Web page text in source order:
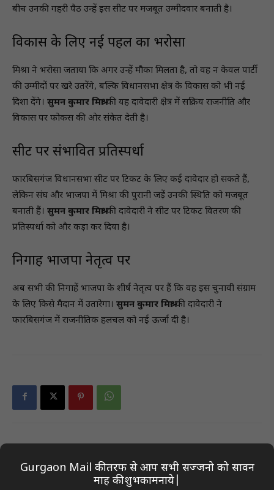
बीच उनकी गहरी पैठ उन्हें इस सीट पर मजबूत उम्मीदवार बनाती है।
विकास के लिए नई पहल का भरोसा
मिश्रा ने भरोसा जताया कि अगर उन्हें मौका मिलता है, तो वह न केवल पार्टी
की उम्मीदों पर खरे उतरेंगे, बल्कि विधानसभा क्षेत्र के विकास को भी नई
दिशा देंगे। सुमन कुमार मिश्राकी यह दावेदारी क्षेत्र में सक्रिय राजनीति और
विकास पर फोकस की ओर संकेत देती है।
सीट पर संभावित प्रतिस्पर्धा
फारबिसगंज विधानसभा सीट पर टिकट के लिए कई दावेदार हो सकते हैं,
लेकिन संघ और भाजपा में मिश्रा की पुरानी जड़ें उनकी स्थिति को मजबूत
बनाती हैं। सुमन कुमार मिश्राकी दावेदारी ने सीट पर टिकट वितरण की
प्रतिस्पर्धा को और कड़ा कर दिया है।
निगाहें भाजपा नेतृत्व पर
अब सभी की निगाहें भाजपा के शीर्ष नेतृत्व पर हैं कि वह इस चुनावी संग्राम
के लिए किसे मैदान में उतारेगा। सुमन कुमार मिश्राकी दावेदारी ने
फारबिसगंज में राजनीतिक हलचल को नई ऊर्जा दी है।
राज्यपाल पटेल का संदेश: जहां भी
जगह मिले, पेड़ जरूर लगाएं –
सीएम डॉ. यादव ने महान विभूतियों
को दी श्रद्धांजलि – जानें किसे किया
Gurgaon Mail की तरफ से आप सभी सज्जनो को सावन
माह की शुभकामनाये|